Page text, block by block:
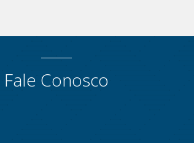
Fale Conosco